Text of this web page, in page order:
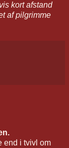
kort afstand
af pilgrimme
end i tvivl om